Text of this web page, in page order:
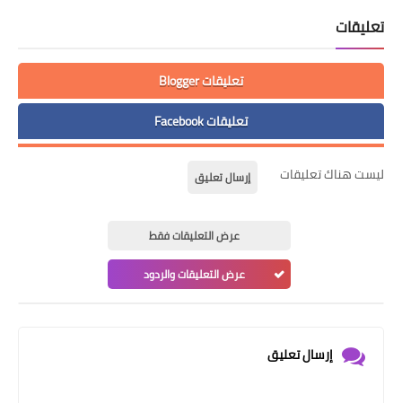
تعليقات
تعليقات Blogger
تعليقات Facebook
ليست هناك تعليقات إرسال تعليق
عرض التعليقات فقط
عرض التعليقات والردود
إرسال تعليق